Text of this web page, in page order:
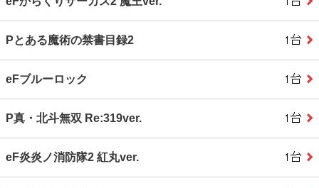
Pとある魔術の禁書目録2
eFブルーロック
P真・北斗無双 Re:319ver.
eF炎炎ノ消防隊2 紅丸ver.